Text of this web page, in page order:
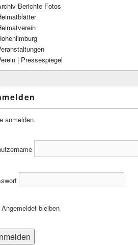
Berichte Fotos
| Pressespiegel
anmelden.
Angemeldet bleiben